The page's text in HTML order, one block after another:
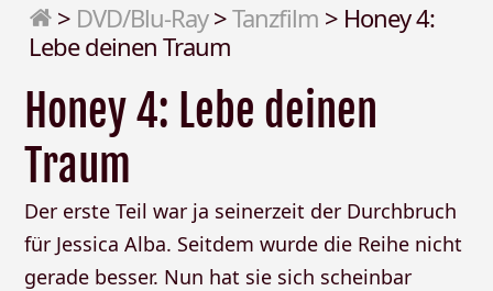
> DVD/Blu-Ray>Tanzfilm > Honey 4:
Lebe deinen Traum
Honey 4: Lebe deinen
Traum
Der erste Teil war ja seinerzeit der Durchbruch
für Jessica Alba. Seitdem wurde die Reihe nicht
gerade besser. Nun hat sie sich scheinbar